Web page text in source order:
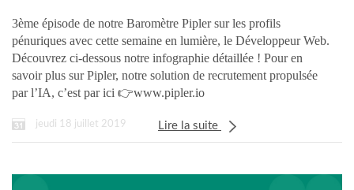
Web
3ème épisode de notre Baromètre Pipler sur les profils
pénuriques avec cette semaine en lumière, le Développeur Web.
Découvrez ci-dessous notre infographie détaillée ! Pour en
savoir plus sur Pipler, notre solution de recrutement propulsée
par l’IA, c’est par ici 👉www.pipler.io
jeudi 18 juillet 2019 Lire la suite